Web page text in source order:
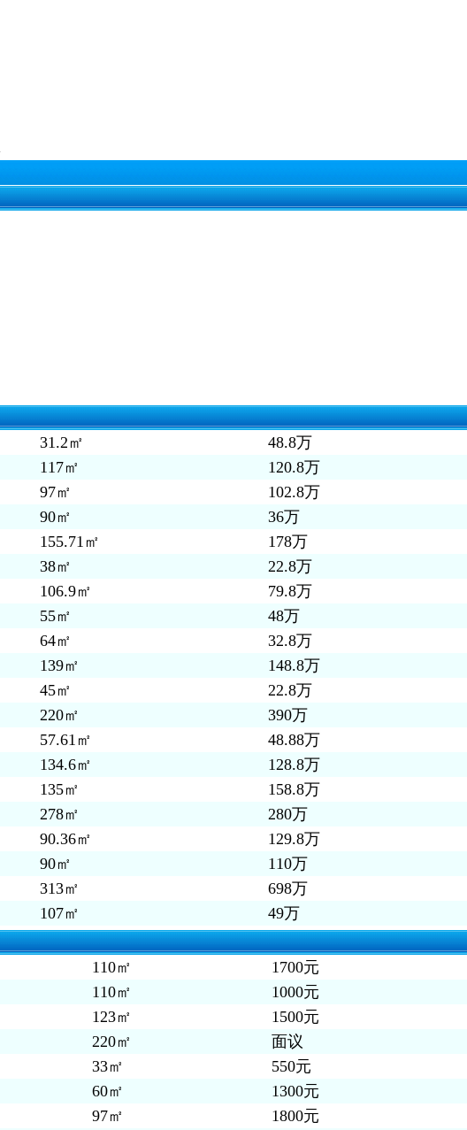
31.2㎡
48.8万
117㎡
120.8万
97㎡
102.8万
90㎡
36万
155.71㎡
178万
38㎡
22.8万
106.9㎡
79.8万
55㎡
48万
64㎡
32.8万
139㎡
148.8万
45㎡
22.8万
220㎡
390万
57.61㎡
48.88万
134.6㎡
128.8万
135㎡
158.8万
278㎡
280万
90.36㎡
129.8万
90㎡
110万
313㎡
698万
107㎡
49万
110㎡
1700元
110㎡
1000元
123㎡
1500元
220㎡
面议
33㎡
550元
60㎡
1300元
97㎡
1800元